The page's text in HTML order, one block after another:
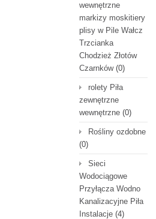
wewnętrzne
markizy moskitiery
plisy w Pile Wałcz
Trzcianka
Chodzież Złotów
Czarnków(0)
rolety Piła
zewnętrzne
wewnętrzne (0)
Rośliny ozdobne
(0)
Sieci
Wodociągowe
Przyłącza Wodno
Kanalizacyjne Piła
Instalacje (4)